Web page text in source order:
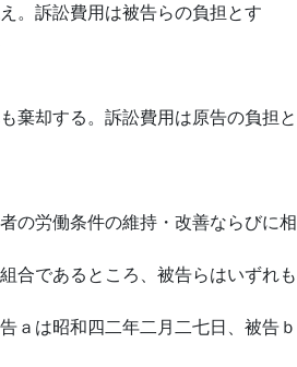
。訴訟費用は被告らの負担とす
棄却する。訴訟費用は原告の負担と
の労働条件の維持・改善ならびに相
合であるところ、被告らはいずれも
ａは昭和四二年二月二七日、被告ｂ